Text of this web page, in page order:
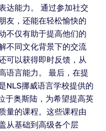
达能力。 通过参加社交
友，还能在轻松愉快的
不仅有助于提高他们的
不同文化背景下的交流
可以获得即时反馈，从
语言能力。 最后，在提
NLS挪威语言学校提供的
于奥斯陆，为希望提高英
量的课程。这些课程由
从基础到高级各个层